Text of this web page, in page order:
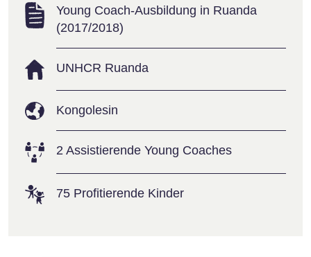
Young Coach-Ausbildung in Ruanda
(2017/2018)
UNHCR Ruanda
Kongolesin
2 Assistierende Young Coaches
75 Profitierende Kinder